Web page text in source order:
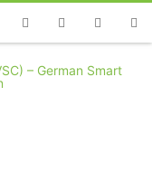
YoutubeInstagramLinkedin